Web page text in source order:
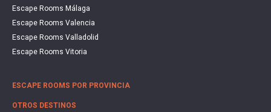
Escape Rooms Málaga
Escape Rooms Valencia
Escape Rooms Valladolid
Escape Rooms Vitoria
ESCAPE ROOMS POR PROVINCIA
OTROS DESTINOS